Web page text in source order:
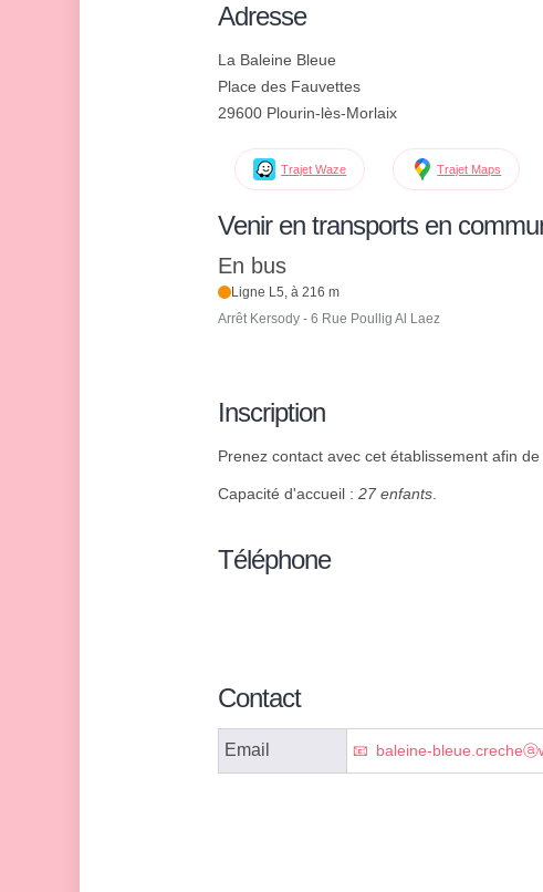
Adresse
La Baleine Bleue
Place des Fauvettes
29600 Plourin-lès-Morlaix
Trajet Waze Trajet Maps
Venir en transports en
En bus
Ligne L5, à 216 m
Arrêt Kersody - 6 Rue Poullig Al Laez
Inscription
Prenez contact avec cet établissement afin
Capacité d'accueil : 27 enfants
Téléphone
Contact
Email baleine-